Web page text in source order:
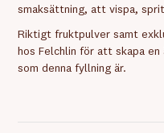
smaksättning, att vispa,
Riktigt fruktpulver samt
hos Felchlin för att skapa
som denna fyllning är.